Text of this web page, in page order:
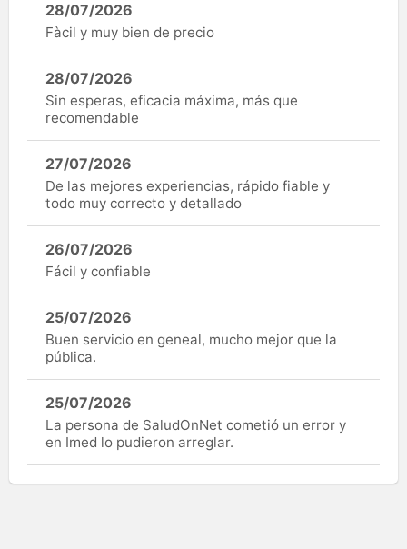
28/07/2026
Fàcil y muy bien de precio
28/07/2026
Sin esperas, eficacia máxima, más que
recomendable
27/07/2026
De las mejores experiencias, rápido fiable y
todo muy correcto y detallado
26/07/2026
Fácil y confiable
25/07/2026
Buen servicio en geneal, mucho mejor que la
pública.
25/07/2026
La persona de SaludOnNet cometió un error y
en Imed lo pudieron arreglar.